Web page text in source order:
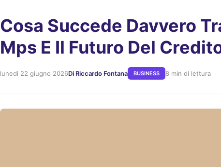
Cosa Succede Davvero
Mps E Il Futuro Del
lunedì 22 giugno 2026Di Riccardo Fontana BUSINESS 8 min di lettura